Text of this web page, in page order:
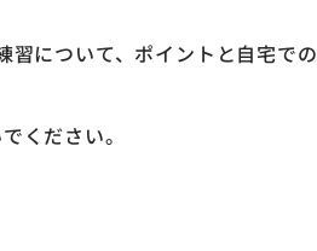
について、ポイントと自宅での
ください。